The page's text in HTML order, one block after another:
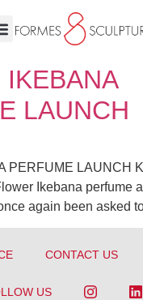
LAUNCH
PERFUME LAUNCH
Ikebana perfume
again been asked
CONTACT US
US